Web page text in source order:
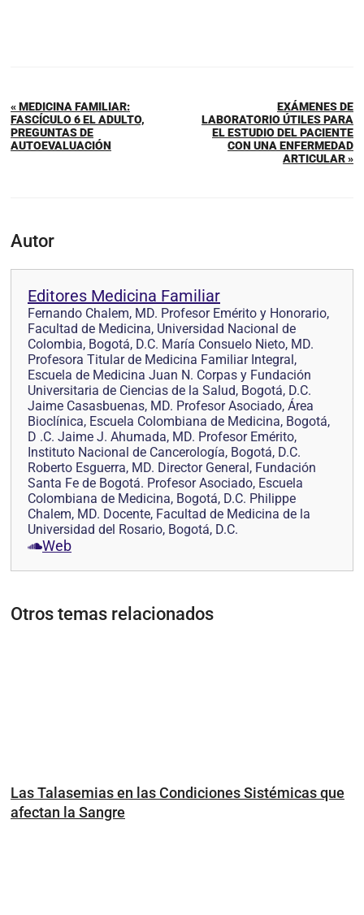
« MEDICINA FAMILIAR:
FASCÍCULO 6 EL ADULTO,
PREGUNTAS DE
AUTOEVALUACIÓN
EXÁMENES DE
LABORATORIO ÚTILES PARA
EL ESTUDIO DEL PACIENTE
CON UNA ENFERMEDAD
ARTICULAR »
Autor
Editores Medicina Familiar
Fernando Chalem, MD. Profesor Emérito y Honorario,
Facultad de Medicina, Universidad Nacional de
Colombia, Bogotá, D.C. María Consuelo Nieto, MD.
Profesora Titular de Medicina Familiar Integral,
Escuela de Medicina Juan N. Corpas y Fundación
Universitaria de Ciencias de la Salud, Bogotá, D.C.
Jaime Casasbuenas, MD. Profesor Asociado, Área
Bioclínica, Escuela Colombiana de Medicina, Bogotá,
D .C. Jaime J. Ahumada, MD. Profesor Emérito,
Instituto Nacional de Cancerología, Bogotá, D.C.
Roberto Esguerra, MD. Director General, Fundación
Santa Fe de Bogotá. Profesor Asociado, Escuela
Colombiana de Medicina, Bogotá, D.C. Philippe
Chalem, MD. Docente, Facultad de Medicina de la
Universidad del Rosario, Bogotá, D.C.
Web
Otros temas relacionados
Las Talasemias en las Condiciones Sistémicas que
afectan la Sangre